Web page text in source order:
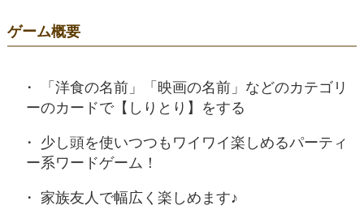
ゲーム概要
「洋食の名前」「映画の名前」などのカテゴリ
ーのカードで【しりとり】をする
少し頭を使いつつもワイワイ楽しめるパーティ
ー系ワードゲーム！
家族友人で幅広く楽しめます♪